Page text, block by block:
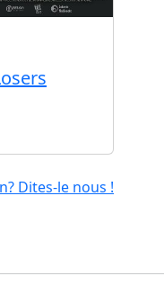
Dites-le nous !